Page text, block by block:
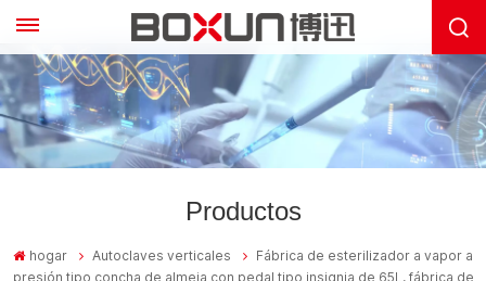
Productos
hogar Autoclaves verticales
Fábrica de esterilizador a vapor a
presión tipo concha de almeja con pedal tipo insignia de 65L, fábrica de